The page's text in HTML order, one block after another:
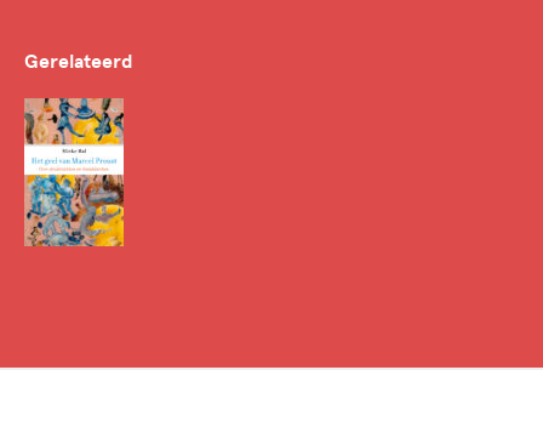
Gerelateerd